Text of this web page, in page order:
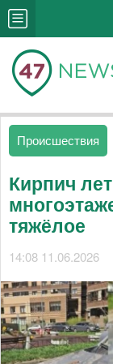
Происшествия
Кирпич
тяжёлое
14:08 11.06.2026